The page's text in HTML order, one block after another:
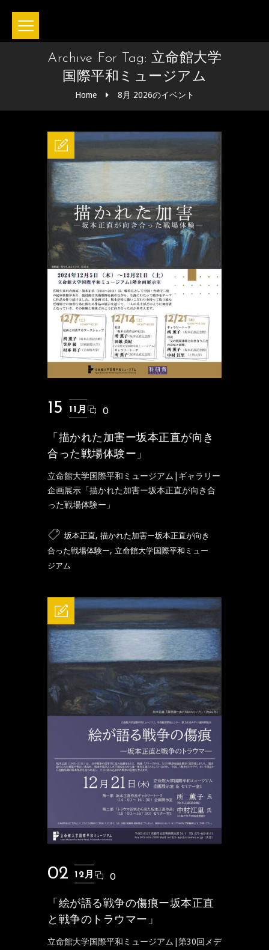
Archive For Tag: 立命館大学
国際平和ミュージアム
Home 8月 2026のイベント
15 11月 0
「描かれた加害ー坂本正直が向き
合った戦場体験ー」
立命館大学国際平和ミュージアム|ギャラリー
企画展示「描かれた加害ー坂本正直が向き合
った戦場体験ー」
坂本正直, 描かれた加害ー坂本正直が向き
合った戦場体験ー, 立命館大学国際平和ミュー
ジアム
02 12月 0
「絵が語る戦争の傷痕ー坂本正直
と戦争のトラウマー」
立命館大学国際平和ミュージアム|第30回メデ